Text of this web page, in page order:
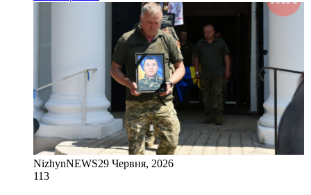
NizhynNEWS29 Червня, 2026
113